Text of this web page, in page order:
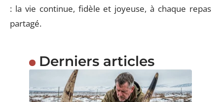
: la vie continue, fidèle et joyeuse, à chaque repas
partagé.
Derniers articles